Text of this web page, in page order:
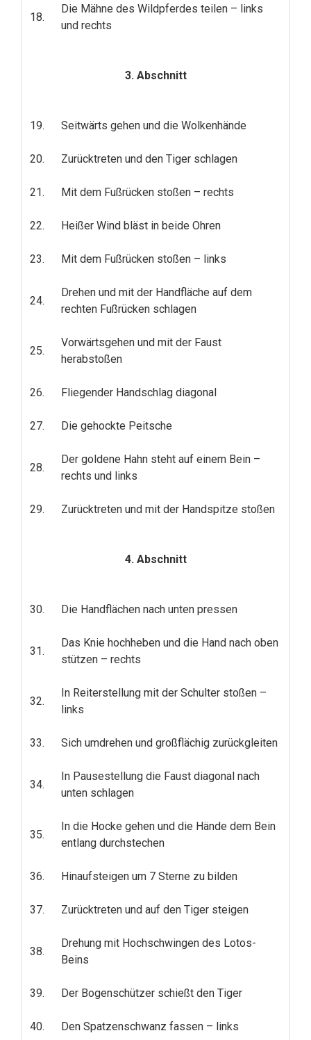
18.
Die Mähne des Wildpferdes teilen – links
und rechts
3. Abschnitt
19. Seitwärts gehen und die Wolkenhände
20. Zurücktreten und den Tiger schlagen
21. Mit dem Fußrücken stoßen – rechts
22. Heißer Wind bläst in beide Ohren
23. Mit dem Fußrücken stoßen – links
24.
Drehen und mit der Handfläche auf dem
rechten Fußrücken schlagen
25.
Vorwärtsgehen und mit der Faust
herabstoßen
26. Fliegender Handschlag diagonal
27. Die gehockte Peitsche
28.
Der goldene Hahn steht auf einem Bein –
rechts und links
29. Zurücktreten und mit der Handspitze stoßen
4. Abschnitt
30. Die Handflächen nach unten pressen
31.
Das Knie hochheben und die Hand nach oben
stützen – rechts
32.
In Reiterstellung mit der Schulter stoßen –
links
33. Sich umdrehen und großflächig zurückgleiten
34.
In Pausestellung die Faust diagonal nach
unten schlagen
35.
In die Hocke gehen und die Hände dem Bein
entlang durchstechen
36. Hinaufsteigen um 7 Sterne zu bilden
37. Zurücktreten und auf den Tiger steigen
38.
Drehung mit Hochschwingen des Lotos-
Beins
39. Der Bogenschützer schießt den Tiger
40. Den Spatzenschwanz fassen – links